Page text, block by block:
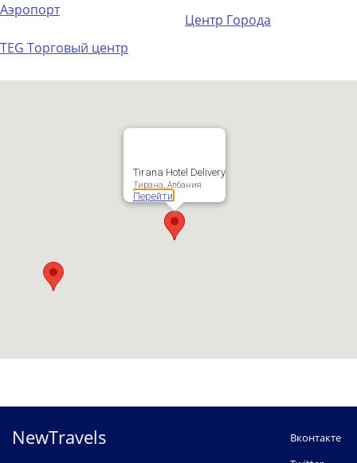
Аэропорт
TEG Торговый центр
Центр Города
Tirana Hotel Delivery
Тирана, Албания
Перейти
NewTravels
Вконтакте